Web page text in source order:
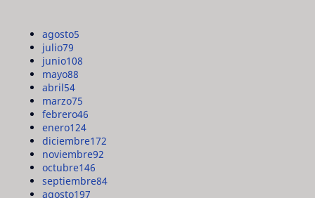
agosto5
julio79
junio108
mayo88
abril54
marzo75
febrero46
enero124
diciembre172
noviembre92
octubre146
septiembre84
agosto197